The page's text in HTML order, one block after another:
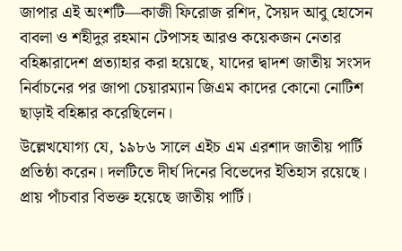
জাপার এই অংশটি—কাজী ফিরোজ রশিদ, সৈয়দ আবু হোসেন
বাবলা ও শহীদুর রহমান টেপাসহ আরও কয়েকজন নেতার
বহিষ্কারাদেশ প্রত্যাহার করা হয়েছে, যাদের দ্বাদশ জাতীয় সংসদ
নির্বাচনের পর জাপা চেয়ারম্যান জিএম কাদের কোনো নোটিশ
ছাড়াই বহিষ্কার করেছিলেন।
উল্লেখযোগ্য যে, ১৯৮৬ সালে এইচ এম এরশাদ জাতীয় পার্টি
প্রতিষ্ঠা করেন। দলটিতে দীর্ঘ দিনের বিভেদের ইতিহাস রয়েছে।
প্রায় পাঁচবার বিভক্ত হয়েছে জাতীয় পার্টি।